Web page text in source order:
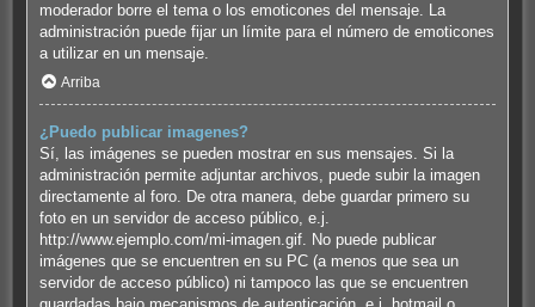
moderador borre el tema o los emoticones del mensaje. La
administración puede fijar un límite para el número de emoticones
a utilizar en un mensaje.
Arriba
¿Puedo publicar imagenes?
Sí, las imágenes se pueden mostrar en sus mensajes. Si la
administración permite adjuntar archivos, puede subir la imagen
directamente al foro. De otra manera, debe guardar primero su
foto en un servidor de acceso público, e.j.
http://www.ejemplo.com/mi-imagen.gif. No puede publicar
imágenes que se encuentren en su PC (a menos que sea un
servidor de acceso público) ni tampoco las que se encuentren